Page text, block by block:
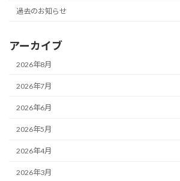
過去のお知らせ
アーカイブ
2026年8月
2026年7月
2026年6月
2026年5月
2026年4月
2026年3月